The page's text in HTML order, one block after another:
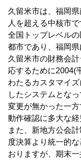
久留米市は、福岡
人を超える中核市で
全国トップレベル
都市であり、福岡県
久留米市の財務会
応するために2004(
わたるカスタマイ
したシステムとな
変更が無かった一
動作確認に多大な経
また、新地方公会
度決算より統一的
おりますが、期末